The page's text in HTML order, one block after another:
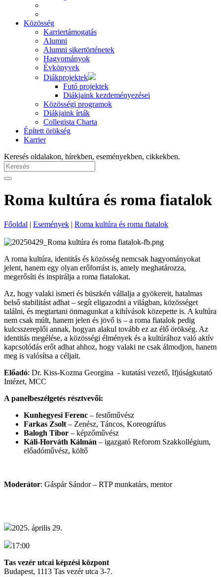
Közösség
Karriertámogatás
Alumni
Alumni sikertörténetek
Hagyományok
Évkönyvek
Diákprojektek
Futó projektek
Diákjaink kezdeményezései
Közösségi programok
Diákjaink írták
Collegista Charta
Épített örökség
Karrier
Keresés oldalakon, hírekben, eseményekben, cikkekben.
Roma kultúra és roma fiatalok
Főoldal | Események | Roma kultúra és roma fiatalok
A roma kultúra, identitás és közösség nemcsak hagyományokat
jelent, hanem egy olyan erőforrást is, amely meghatározza,
megerősíti és inspirálja a roma fiatalokat.
Az, hogy valaki ismeri és büszkén vállalja a gyökereit, hatalmas
belső stabilitást adhat – segít eligazodni a világban, közösséget
találni, és megtartani önmagunkat a kihívások közepette is. A kultúra
nem csak múlt, hanem jelen és jövő is – a roma fiatalok pedig
kulcsszereplői annak, hogyan alakul tovább ez az élő örökség. Az
identitás megélése, a közösségi élmények és a kultúrához való aktív
kapcsolódás erőt adhat ahhoz, hogy valaki ne csak álmodjon, hanem
meg is valósítsa a céljait.
Előadó: Dr. Kiss-Kozma Georgina - kutatási vezető, Ifjúságkutató
Intézet, MCC
A panelbeszélgetés résztvevői:
Kunhegyesi Ferenc – festőművész
Farkas Zsolt – Zenész, Táncos, Koreográfus
Balogh Tibor – képzőművész
Káli-Horváth Kálmán – igazgató Reforom Szakkollégium,
előadóművész, költő
Moderátor: Gáspár Sándor – RTP munkatárs, mentor
2025. április 29.
17:00
Tas vezér utcai képzési központ
Budapest, 1113 Tas vezér utca 3-7.